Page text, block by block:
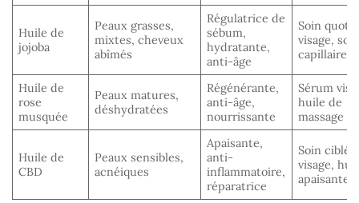
Huile de
jojoba
Peaux grasses,
mixtes, cheveux
abîmés
Régulatrice de
sébum,
hydratante,
anti-âge
Soin
visage,
capillaire
Huile de
rose
musquée
Peaux matures,
déshydratées
Régénérante,
anti-âge,
nourrissante
Sérum
huile de
massage
Huile de
CBD
Peaux sensibles,
acnéiques
Apaisante,
anti-
inflammatoire,
réparatrice
Soin ciblé
visage,
apaisante